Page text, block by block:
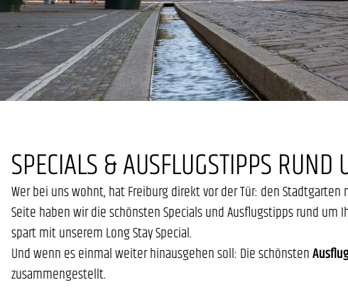
SPECIALS & AUSFLUGSTIPPS
Wer bei uns wohnt, hat Freiburg direkt vor der Tür: den
Seite haben wir die schönsten Specials und Ausflugstipps rund
spart mit unserem Long Stay Special.
Und wenn es einmal weiter hinausgehen soll: Die schönsten
zusammengestellt.